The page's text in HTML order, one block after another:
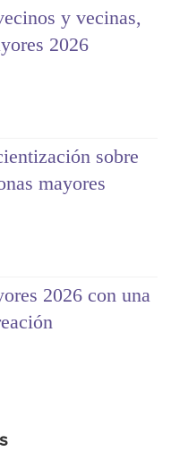
y vecinas,
2026
sobre
mayores
2026 con una